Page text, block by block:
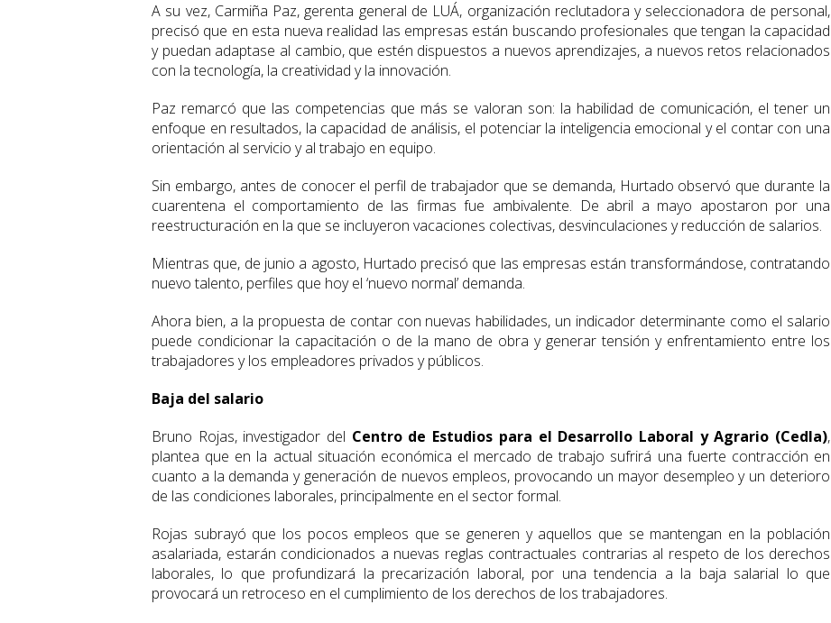
A su vez, Carmiña Paz, gerenta general de LUÁ, organización reclutadora y seleccionadora de personal,
precisó que en esta nueva realidad las empresas están buscando profesionales que tengan la capacidad
y puedan adaptase al cambio, que estén dispuestos a nuevos aprendizajes, a nuevos retos relacionados
con la tecnología, la creatividad y la innovación.
Paz remarcó que las competencias que más se valoran son: la habilidad de comunicación, el tener un
enfoque en resultados, la capacidad de análisis, el potenciar la inteligencia emocional y el contar con una
orientación al servicio y al trabajo en equipo.
Sin embargo, antes de conocer el perfil de trabajador que se demanda, Hurtado observó que durante la
cuarentena el comportamiento de las firmas fue ambivalente. De abril a mayo apostaron por una
reestructuración en la que se incluyeron vacaciones colectivas, desvinculaciones y reducción de salarios.
Mientras que, de junio a agosto, Hurtado precisó que las empresas están transformándose, contratando
nuevo talento, perfiles que hoy el ‘nuevo normal’ demanda.
Ahora bien, a la propuesta de contar con nuevas habilidades, un indicador determinante como el salario
puede condicionar la capacitación o de la mano de obra y generar tensión y enfrentamiento entre los
trabajadores y los empleadores privados y públicos.
Baja del salario
Bruno Rojas, investigador del Centro de Estudios para el Desarrollo Laboral y Agrario (Cedla),
plantea que en la actual situación económica el mercado de trabajo sufrirá una fuerte contracción en
cuanto a la demanda y generación de nuevos empleos, provocando un mayor desempleo y un deterioro
de las condiciones laborales, principalmente en el sector formal.
Rojas subrayó que los pocos empleos que se generen y aquellos que se mantengan en la población
asalariada, estarán condicionados a nuevas reglas contractuales contrarias al respeto de los derechos
laborales, lo que profundizará la precarización laboral, por una tendencia a la baja salarial lo que
provocará un retroceso en el cumplimiento de los derechos de los trabajadores.